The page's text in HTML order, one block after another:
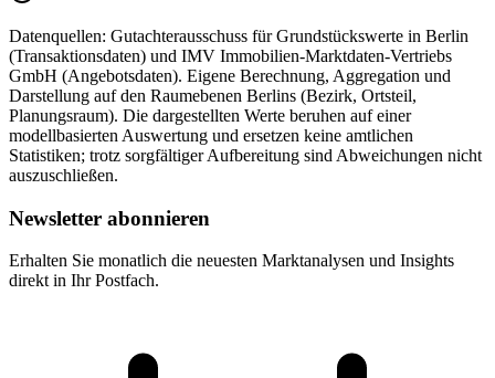
Datenquellen: Gutachterausschuss für Grundstückswerte in Berlin
(Transaktionsdaten) und IMV Immobilien-Marktdaten-Vertriebs
GmbH (Angebotsdaten). Eigene Berechnung, Aggregation und
Darstellung auf den Raumebenen Berlins (Bezirk, Ortsteil,
Planungsraum). Die dargestellten Werte beruhen auf einer
modellbasierten Auswertung und ersetzen keine amtlichen
Statistiken; trotz sorgfältiger Aufbereitung sind Abweichungen nicht
auszuschließen.
Newsletter abonnieren
Erhalten Sie monatlich die neuesten Marktanalysen und Insights
direkt in Ihr Postfach.